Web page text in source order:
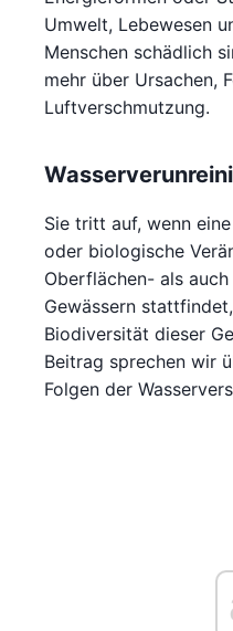
Umwelt, Lebewesen
Menschen schädlich
mehr über Ursachen,
Luftverschmutzung.
Sie tritt auf, wenn
oder biologische
Oberflächen- als
Gewässern
Biodiversität dieser
Beitrag sprechen wir
Folgen der